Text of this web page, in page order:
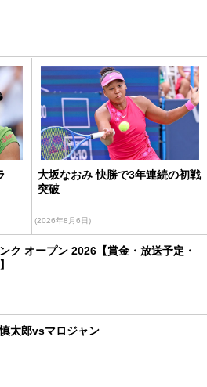
大坂なおみ 快勝で3年連続の初戦
突破
(2026年8月6日)
ク オープン 2026【賞金・放送予定・
慎太郎vsマロジャン